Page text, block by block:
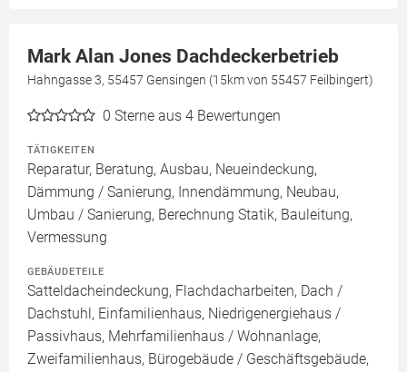
Mark Alan Jones Dachdeckerbetrieb
Hahngasse 3, 55457 Gensingen (15km von 55457 Feilbingert)
0 Sterne aus 4 Bewertungen
TÄTIGKEITEN
Reparatur, Beratung, Ausbau, Neueindeckung,
Dämmung / Sanierung, Innendämmung, Neubau,
Umbau / Sanierung, Berechnung Statik, Bauleitung,
Vermessung
GEBÄUDETEILE
Satteldacheindeckung, Flachdacharbeiten, Dach /
Dachstuhl, Einfamilienhaus, Niedrigenergiehaus /
Passivhaus, Mehrfamilienhaus / Wohnanlage,
Zweifamilienhaus, Bürogebäude / Geschäftsgebäude,